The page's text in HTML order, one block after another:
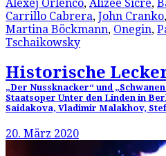
Alexej Orlenco, Alizée Sicre,
Carrillo Cabrera, John Cranko,
Martina Böckmann, Onegin,
Tschaikowsky
Historische
„Der Nussknacker“ und
Staatsoper Unter den Linden in
Saidakova, Vladimir Malakhov,
20. März 2020